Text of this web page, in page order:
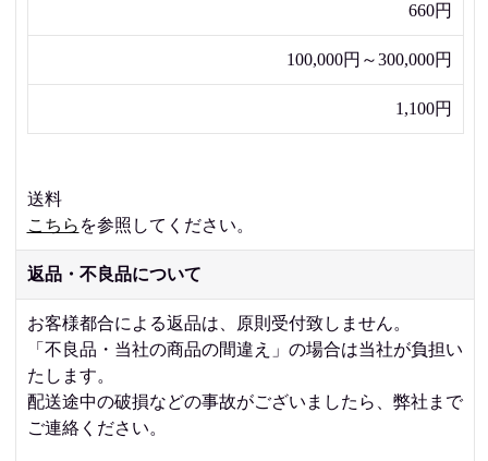
660円
100,000円～300,000円
1,100円
送料
こちら を参照してください。
返品・不良品について
お客様都合による返品は、原則受付致しません。
「不良品・当社の商品の間違え」の場合は当社が負担い
たします。
配送途中の破損などの事故がございましたら、弊社まで
ご連絡ください。